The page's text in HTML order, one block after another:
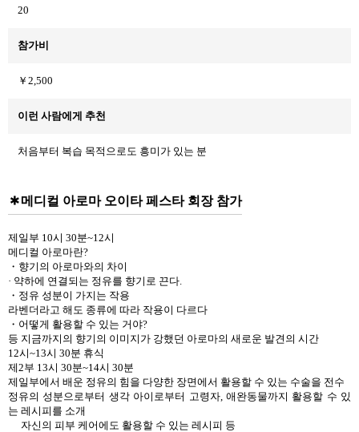
20
참가비
￥2,500
이런 사람에게 추천
처음부터 복습 목적으로도 흥미가 있는 분
메디컬 아로마 오이타 페스타 회장 참가
제일부 10시 30분~12시
메디컬 아로마란?
・향기의 아로마와의 차이
· 약하에 연결되는 정유를 향기로 끈다.
・정유 성분이 가지는 작용
라벤더라고 해도 종류에 따라 작용이 다르다
・어떻게 활용할 수 있는 거야?
등 지금까지의 향기의 이미지가 강했던 아로마의 새로운 발견의 시간
12시~13시 30분 휴식
제2부 13시 30분~14시 30분
제일부에서 배운 정유의 힘을 다양한 장면에서 활용할 수 있는 수술을 전수
정유의 성분으로부터 생각 아이로부터 고령자, 애완동물까지 활용할 수 있
는 레시피를 소개
자신의 피부 케어에도 활용할 수 있는 레시피 등